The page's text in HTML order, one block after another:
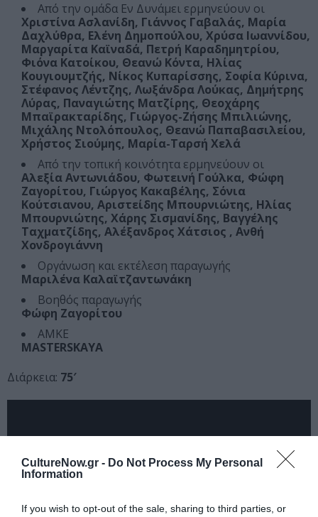
CultureNow.gr - Do Not Process My Personal
Information
If you wish to opt-out of the sale, sharing to third parties, or
Από την ομάδα Εν Δυνάμει ερμηνεύουν οι
Χριστίνα Ασλανίδη, Γιάννος Γαβαλάς, Μαρία
Δαχλύθρα, Ελένη Δημοπούλου, Χρύσα Ιωαννίδου,
Μαργαρίτα Καϊναδά, Πετρή Καραδημητρίου,
Φιόνα Κατοίκου, Θεανώ Κόντα, Ηλίας
Κουγιουμτζής, Νίκος Κυπαρίσσης, Σοφία Κύρινα,
Στέφανος Λέντζης, Λωξάνδρα Λούκας, Δημήτρης
Λύρας, Παναγιώτης Ματζίρης, Θεοχάρης
Μπαϊρακταρίδης, Γιώργος-Ζήσης Μπιλιώνης,
Μιχάλης Ντολόπουλος, Θεανώ Παπαβασιλείου,
Χρήστος Σιούμης, Μαρία-Ταρσή Χελά
Από την τοπική κοινότητα ερμηνεύουν οι
Αλεξία Αντωνιάδου, Φωτεινή Γούλκα, Φώφη
Ζαγορίτου, Γιώργος Κακαβέλης, Σόνια
Κούτσιανου, Αριστείδης Μπουρνιώτης, Ηλίας
Μπουρνιώτης, Χάρης Σισμανίδης, Βαγγέλης
Ταχματζίδης, Αλέξανδρος Χάτσιος , Ανθή
Χονδρογιάννη
Οργάνωση και εκτέλεση παραγωγής
Μαριλένα Καλαϊτζαντωνάκη
Βοηθός παραγωγής
Φώφη Ζαγορίτου
ΑΜΚΕ
MASTERSKAYA
Διάρκεια: 75′